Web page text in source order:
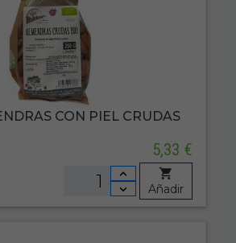
CON PIEL CRUDAS
5,33 €
Añadir